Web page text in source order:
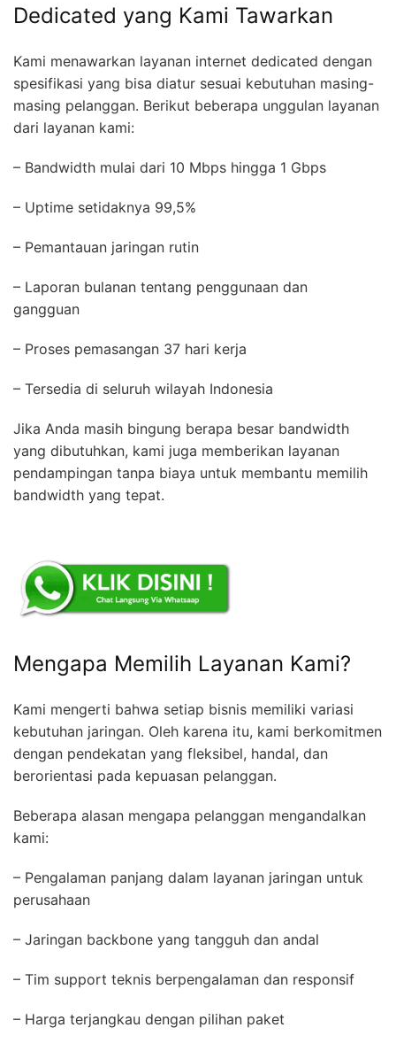
Dedicated yang Kami Tawarkan
Kami menawarkan layanan internet dedicated dengan
spesifikasi yang bisa diatur sesuai kebutuhan masing-
masing pelanggan. Berikut beberapa unggulan layanan
dari layanan kami:
– Bandwidth mulai dari 10 Mbps hingga 1 Gbps
– Uptime setidaknya 99,5%
– Pemantauan jaringan rutin
– Laporan bulanan tentang penggunaan dan
gangguan
– Proses pemasangan 37 hari kerja
– Tersedia di seluruh wilayah Indonesia
Jika Anda masih bingung berapa besar bandwidth
yang dibutuhkan, kami juga memberikan layanan
pendampingan tanpa biaya untuk membantu memilih
bandwidth yang tepat.
Mengapa Memilih Layanan Kami?
Kami mengerti bahwa setiap bisnis memiliki variasi
kebutuhan jaringan. Oleh karena itu, kami berkomitmen
dengan pendekatan yang fleksibel, handal, dan
berorientasi pada kepuasan pelanggan.
Beberapa alasan mengapa pelanggan mengandalkan
kami:
– Pengalaman panjang dalam layanan jaringan untuk
perusahaan
– Jaringan backbone yang tangguh dan andal
– Tim support teknis berpengalaman dan responsif
– Harga terjangkau dengan pilihan paket